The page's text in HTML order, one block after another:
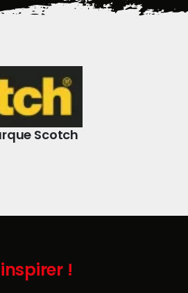
Scotch
inspirer !